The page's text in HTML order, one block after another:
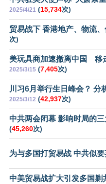
2025/4/21 (15,734次)
贸易战下 香港地产、物流
次)
美玩具商加速撤离中国 移
2025/3/15 (7,405次)
川习6月举行生日峰会？ 分
2025/3/12 (42,937次)
中共两会闭幕 影响时局的
(45,260次)
为与多国打贸易战 中共似
中美贸易战扩大引发多国剿